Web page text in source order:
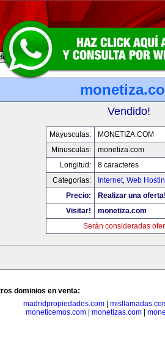
Vendido!
Mayusculas:
MONETIZA.COM
Minusculas:
monetiza.com
Longitud:
8 caracteres
Categorias:
Internet, Web
Precio:
Realizar una
Visitar!
monetiza.com
Serán consideradas
dominios en venta:
madridpropiedades.com|
moneticemos.com| monetizas.com|